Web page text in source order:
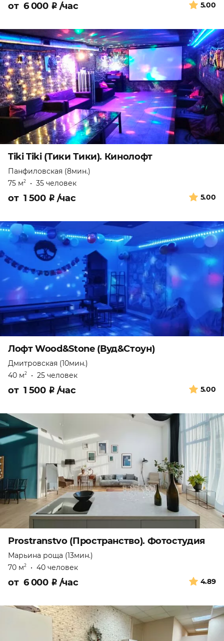
5.00
от 6 000 ₽ /час
Tiki Tiki (Тики Тики). Кинолофт
Панфиловская (8мин.)
75 м2 • 35 человек
5.00
от 1 500 ₽ /час
Лофт Wood&Stone (Вуд&Стоун)
Дмитровская (10мин.)
40 м2 • 25 человек
5.00
от 1 500 ₽ /час
Prostranstvo (Пространство). Фотостудия
Марьина роща (13мин.)
70 м2 • 40 человек
4.89
от 6 000 ₽ /час